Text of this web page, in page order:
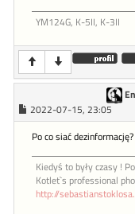
YM124G, K-5II, K-3II
2022-07-15, 23:05
Po co siać dezinformację?
Kiedyś to były czasy !
Kotlet`s professional
http://